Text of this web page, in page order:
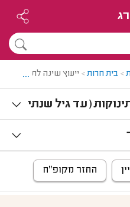
> בית חרות> ייעוץ שינה לתינוקות
...
(עד גיל שנתי
החזר מקופ"ח